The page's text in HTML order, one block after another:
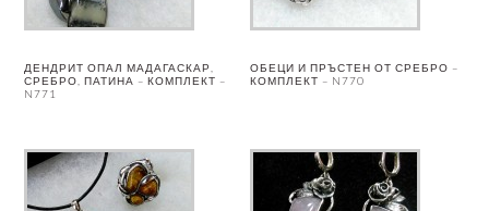
ДЕНДРИТ ОПАЛ МАДАГАСКАР,
СРЕБРО, ПАТИНА – КОМПЛЕКТ –
N771
ОБЕЦИ И ПРЪСТЕН ОТ СРЕБРО –
КОМПЛЕКТ – N770